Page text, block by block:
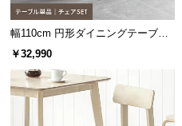
い
幅110cm 円形ダイニングテーブル
4人掛け
￥32,990